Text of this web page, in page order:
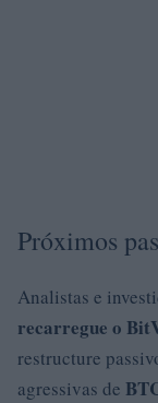
Próximos
Analistas e
recarregue o
restructure
agressivas de